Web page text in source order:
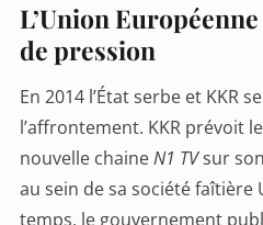
L’Union
de pression
En 2014 l’État serbe et KKR
l’affrontement. KKR prévoit
nouvelle chaineN1 TVsur
au sein de sa société faîtière
temps, le gouvernement